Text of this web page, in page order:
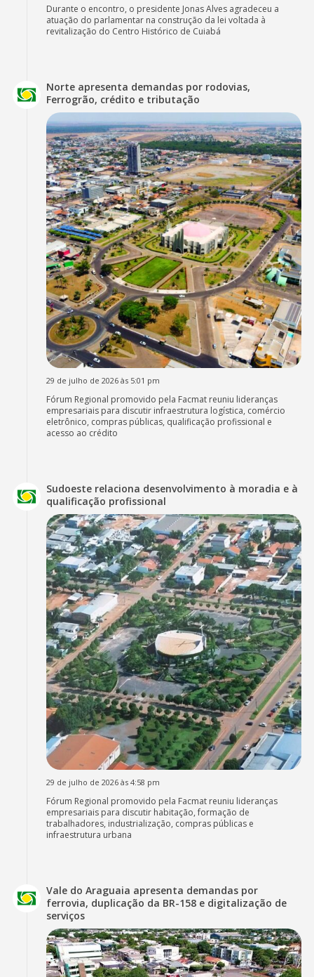
Durante o encontro, o presidente Jonas Alves agradeceu a
atuação do parlamentar na construção da lei voltada à
revitalização do Centro Histórico de Cuiabá
Norte apresenta demandas por rodovias,
Ferrogrão, crédito e tributação
29 de julho de 2026 às 5:01 pm
Fórum Regional promovido pela Facmat reuniu lideranças
empresariais para discutir infraestrutura logística, comércio
eletrônico, compras públicas, qualificação profissional e
acesso ao crédito
Sudoeste relaciona desenvolvimento à moradia e à
qualificação profissional
29 de julho de 2026 às 4:58 pm
Fórum Regional promovido pela Facmat reuniu lideranças
empresariais para discutir habitação, formação de
trabalhadores, industrialização, compras públicas e
infraestrutura urbana
Vale do Araguaia apresenta demandas por
ferrovia, duplicação da BR-158 e digitalização de
serviços